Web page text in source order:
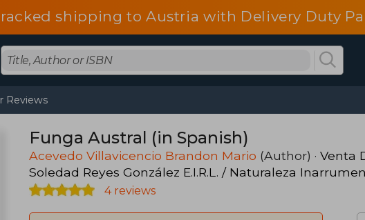
shipping to Austria with Delivery Duty
Reviews
Funga Austral (in Spanish)
Acevedo Villavicencio Brandon Mario (Author) · Venta
Soledad Reyes González E.I.R.L. / Naturaleza
4 reviews